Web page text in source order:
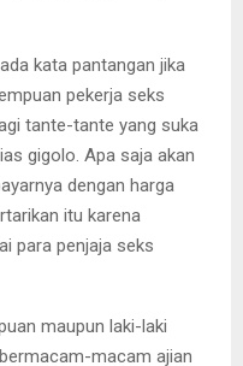
kata pantangan jika
pekerja seks
tante-tante yang suka
gigolo. Apa saja akan
dengan harga
itu karena
para penjaja seks
maupun laki-laki
macam ajian